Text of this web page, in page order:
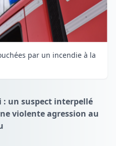
par un incendie à la
: un suspect interpellé
violente agression au